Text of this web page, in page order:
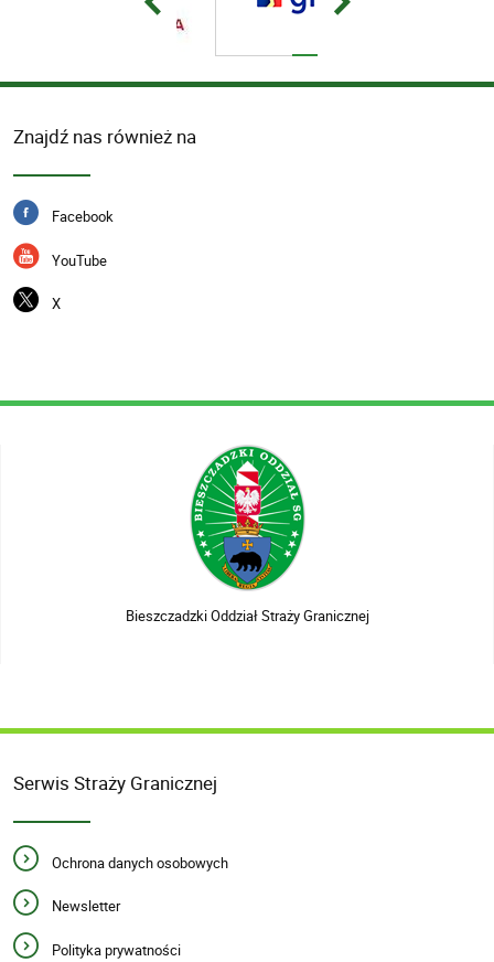
Znajdź nas również na
Facebook
YouTube
X
Bieszczadzki Oddział Straży Granicznej
Serwis Straży Granicznej
Ochrona danych osobowych
Newsletter
Polityka prywatności